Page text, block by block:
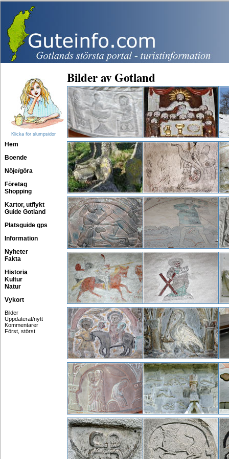
Klicka för slumpsidor
Hem
Boende
Nöje/göra
Företag
Shopping
Kartor, utflykt
Guide Gotland
Platsguide gps
Information
Nyheter
Fakta
Historia
Kultur
Natur
Vykort
Bilder
Uppdaterat/nytt
Kommentarer
Först, störst
Bilder av Gotland